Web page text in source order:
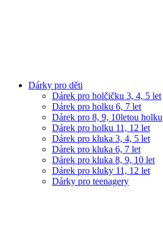
Dárky pro děti
Dárek pro holčičku 3, 4, 5 let
Dárek pro holku 6, 7 let
Dárek pro 8, 9, 10letou holku
Dárek pro holku 11, 12 let
Dárek pro kluka 3, 4, 5 let
Dárek pro kluka 6, 7 let
Dárek pro kluka 8, 9, 10 let
Dárek pro kluky 11, 12 let
Dárky pro teenagery